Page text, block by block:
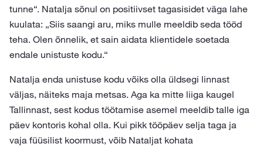
tunne“. Natalja sõnul on positiivset tagasisidet väga lahe
kuulata: „Siis saangi aru, miks mulle meeldib seda tööd
teha. Olen õnnelik, et sain aidata klientidele soetada
endale unistuste kodu.“
Natalja enda unistuse kodu võiks olla üldsegi linnast
väljas, näiteks maja metsas. Aga ka mitte liiga kaugel
Tallinnast, sest kodus töötamise asemel meeldib talle iga
päev kontoris kohal olla. Kui pikk tööpäev selja taga ja
vaja füüsilist koormust, võib Nataljat kohata